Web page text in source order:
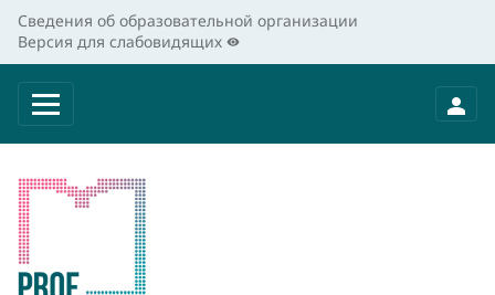
Сведения об образовательной организации
Версия для слабовидящих